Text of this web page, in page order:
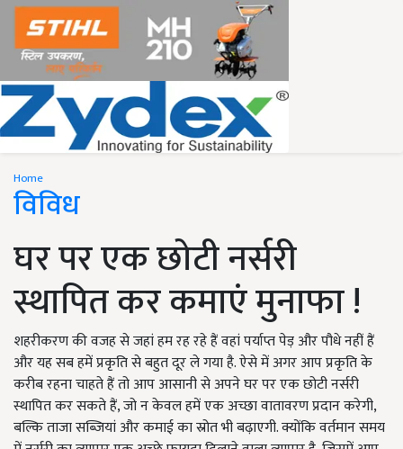
Home
विविध
घर पर एक छोटी नर्सरी
स्थापित कर कमाएं मुनाफा !
शहरीकरण की वजह से जहां हम रह रहे हैं वहां पर्याप्त पेड़ और पौधे नहीं हैं
और यह सब हमें प्रकृति से बहुत दूर ले गया है. ऐसे में अगर आप प्रकृति के
करीब रहना चाहते हैं तो आप आसानी से अपने घर पर एक छोटी नर्सरी
स्थापित कर सकते हैं, जो न केवल हमें एक अच्छा वातावरण प्रदान करेगी,
बल्कि ताजा सब्जियां और कमाई का स्रोत भी बढ़ाएगी. क्योंकि वर्तमान समय